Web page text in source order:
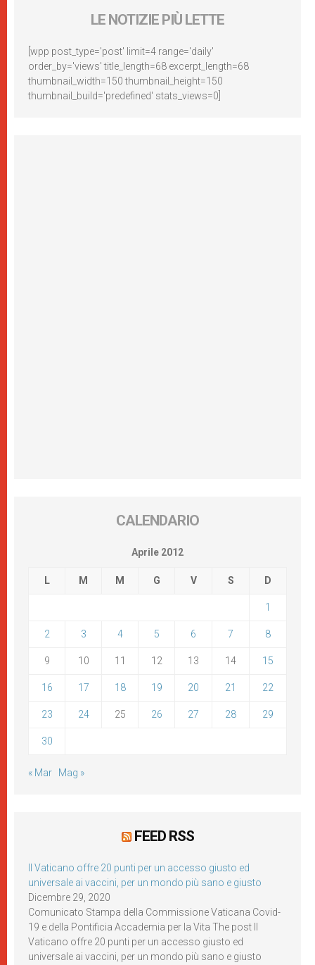
LE NOTIZIE PIÙ LETTE
[wpp post_type='post' limit=4 range='daily'
order_by='views' title_length=68 excerpt_length=68
thumbnail_width=150 thumbnail_height=150
thumbnail_build='predefined' stats_views=0]
CALENDARIO
Aprile 2012
L M M G V S D
1
2 3 4 5 6 7 8
9 10 11 12 13 14 15
16 17 18 19 20 21 22
23 24 25 26 27 28 29
30
« Mar Mag »
FEED RSS
Il Vaticano offre 20 punti per un accesso giusto ed
universale ai vaccini, per un mondo più sano e giusto
Dicembre 29, 2020
Comunicato Stampa della Commissione Vaticana Covid-
19 e della Pontificia Accademia per la Vita The post Il
Vaticano offre 20 punti per un accesso giusto ed
universale ai vaccini, per un mondo più sano e giusto